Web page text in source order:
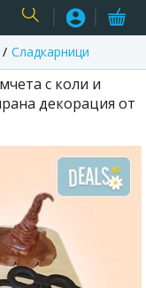
USER
Сладкарници
с коли и
декорация от